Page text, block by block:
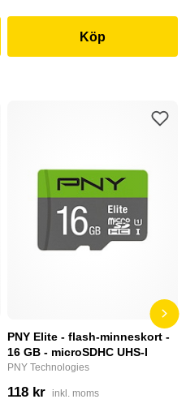
Köp
PNY Elite - flash-minneskort -
16 GB - microSDHC UHS-I
PNY Technologies
118 kr inkl. moms